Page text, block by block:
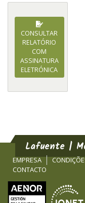
CONSULTAR
RELATÓRIO
COM
ASSINATURA
ELETRÓNICA
Lafuente |
EMPRESA
CONTACTO